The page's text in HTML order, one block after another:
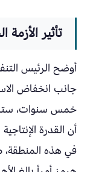
تأثير
أوضح الرئيس
جانب انخفاض
خمس سنوات،
أن القدرة
في هذه